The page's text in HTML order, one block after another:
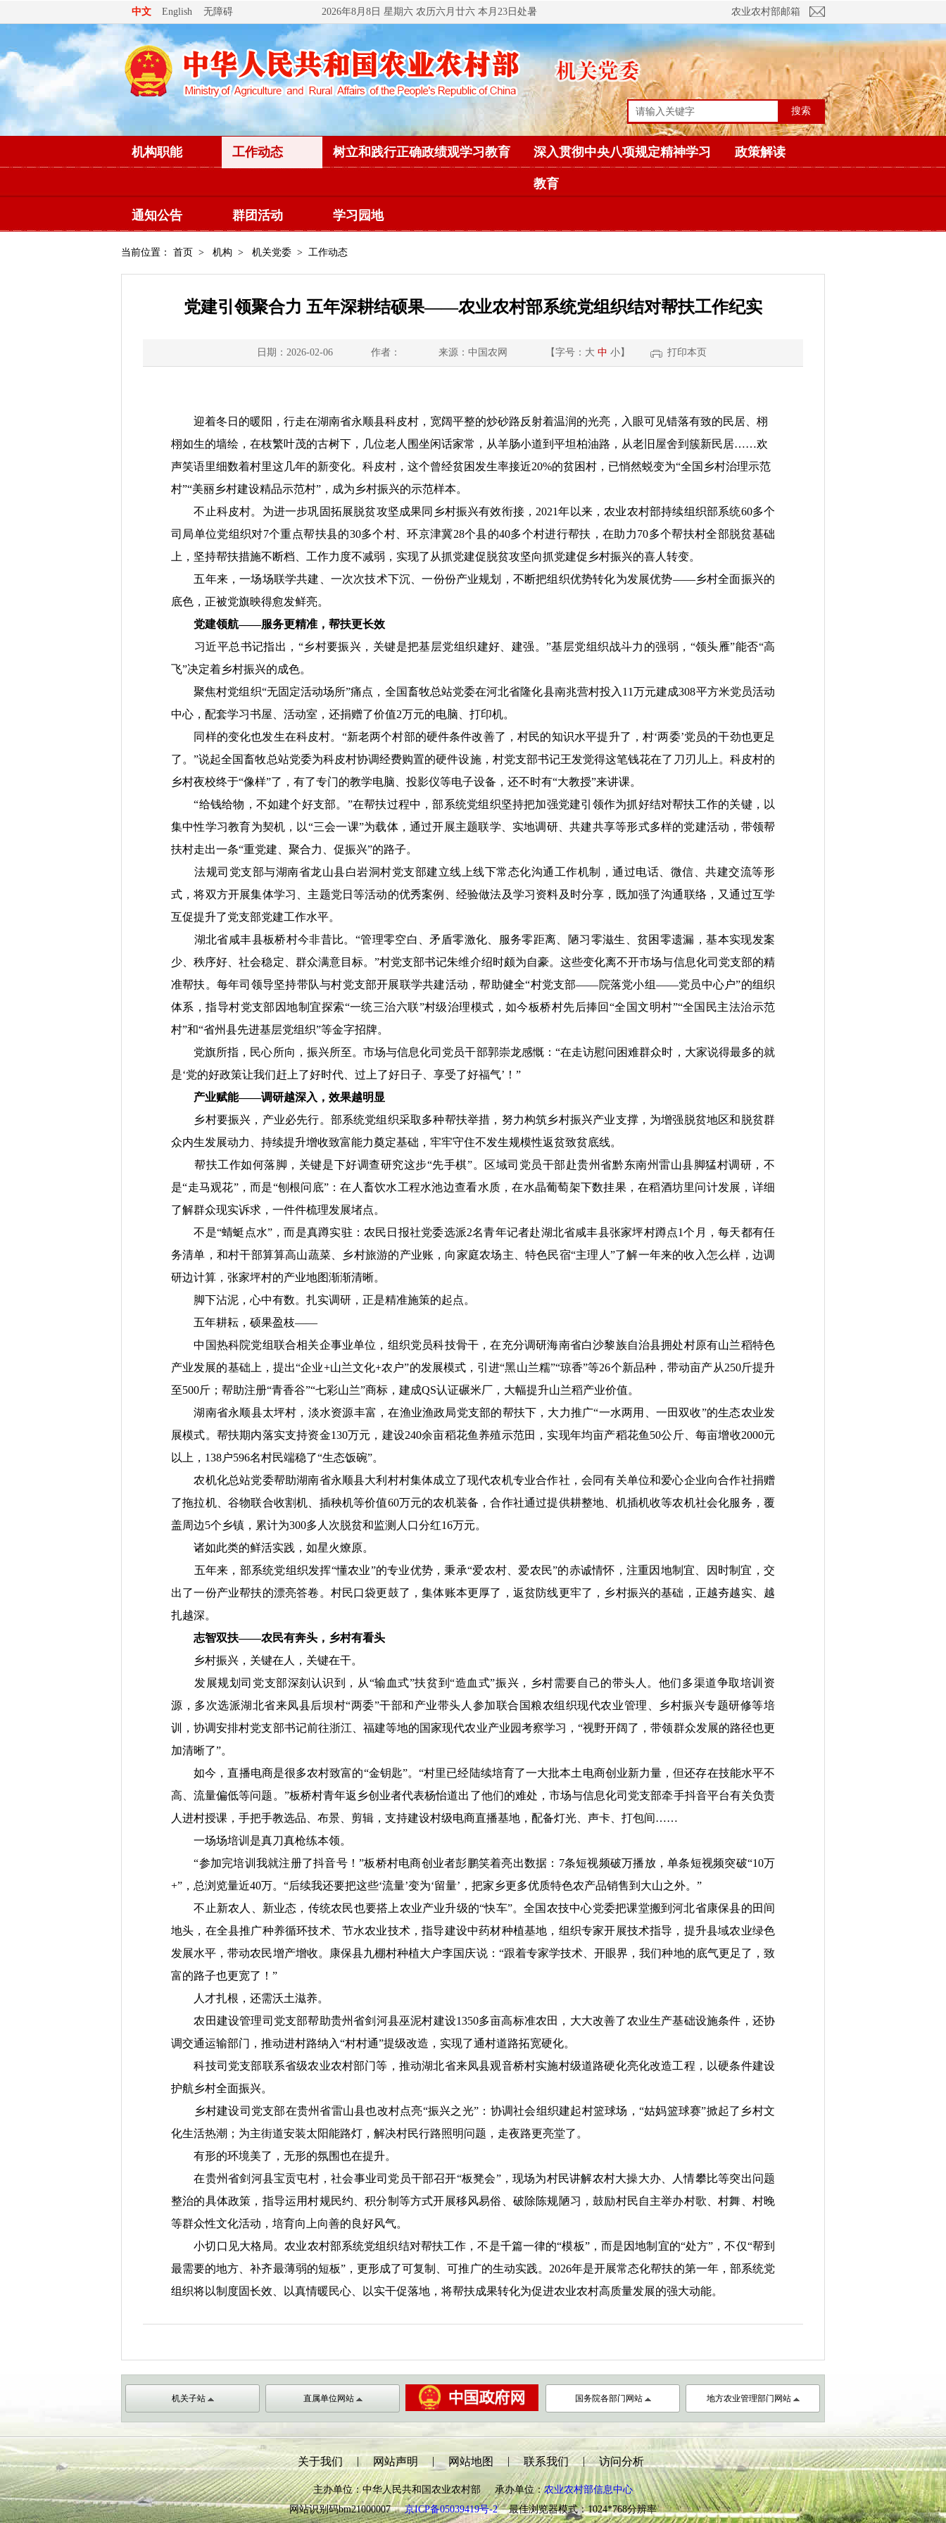
中文 English 无障碍 2026年8月8日 星期六 农历六月廿六 本月23日处暑 农业农村部邮箱
搜索
机构职能 工作动态 树立和践行正确政绩观学习教育 深入贯彻中央八项规定精神学习
教育
政策解读
通知公告 群团活动 学习园地
当前位置： 首页 > 机构 > 机关党委 > 工作动态
党建引领聚合力 五年深耕结硕果——农业农村部系统党组织结对帮扶工作纪实
日期：2026-02-06 作者： 来源：中国农网 【字号： 大 中 小】 打印本页
迎着冬日的暖阳，行走在湖南省永顺县科皮村，宽阔平整的炒砂路反射着温润的光亮，入眼可见错落有致的民居、栩
栩如生的墙绘，在枝繁叶茂的古树下，几位老人围坐闲话家常，从羊肠小道到平坦柏油路，从老旧屋舍到簇新民居……欢
声笑语里细数着村里这几年的新变化。科皮村，这个曾经贫困发生率接近20%的贫困村，已悄然蜕变为“全国乡村治理示范
村”“美丽乡村建设精品示范村”，成为乡村振兴的示范样本。
不止科皮村。为进一步巩固拓展脱贫攻坚成果同乡村振兴有效衔接，2021年以来，农业农村部持续组织部系统60多个
司局单位党组织对7个重点帮扶县的30多个村、环京津冀28个县的40多个村进行帮扶，在助力70多个帮扶村全部脱贫基础
上，坚持帮扶措施不断档、工作力度不减弱，实现了从抓党建促脱贫攻坚向抓党建促乡村振兴的喜人转变。
五年来，一场场联学共建、一次次技术下沉、一份份产业规划，不断把组织优势转化为发展优势——乡村全面振兴的
底色，正被党旗映得愈发鲜亮。
党建领航——服务更精准，帮扶更长效
习近平总书记指出，“乡村要振兴，关键是把基层党组织建好、建强。”基层党组织战斗力的强弱，“领头雁”能否“高
飞”决定着乡村振兴的成色。
聚焦村党组织“无固定活动场所”痛点，全国畜牧总站党委在河北省隆化县南兆营村投入11万元建成308平方米党员活动
中心，配套学习书屋、活动室，还捐赠了价值2万元的电脑、打印机。
同样的变化也发生在科皮村。“新老两个村部的硬件条件改善了，村民的知识水平提升了，村‘两委’党员的干劲也更足
了。”说起全国畜牧总站党委为科皮村协调经费购置的硬件设施，村党支部书记王发觉得这笔钱花在了刀刃儿上。科皮村的
乡村夜校终于“像样”了，有了专门的教学电脑、投影仪等电子设备，还不时有“大教授”来讲课。
“给钱给物，不如建个好支部。”在帮扶过程中，部系统党组织坚持把加强党建引领作为抓好结对帮扶工作的关键，以
集中性学习教育为契机，以“三会一课”为载体，通过开展主题联学、实地调研、共建共享等形式多样的党建活动，带领帮
扶村走出一条“重党建、聚合力、促振兴”的路子。
法规司党支部与湖南省龙山县白岩洞村党支部建立线上线下常态化沟通工作机制，通过电话、微信、共建交流等形
式，将双方开展集体学习、主题党日等活动的优秀案例、经验做法及学习资料及时分享，既加强了沟通联络，又通过互学
互促提升了党支部党建工作水平。
湖北省咸丰县板桥村今非昔比。“管理零空白、矛盾零激化、服务零距离、陋习零滋生、贫困零遗漏，基本实现发案
少、秩序好、社会稳定、群众满意目标。”村党支部书记朱维介绍时颇为自豪。这些变化离不开市场与信息化司党支部的精
准帮扶。每年司领导坚持带队与村党支部开展联学共建活动，帮助健全“村党支部——院落党小组——党员中心户”的组织
体系，指导村党支部因地制宜探索“一统三治六联”村级治理模式，如今板桥村先后捧回“全国文明村”“全国民主法治示范
村”和“省州县先进基层党组织”等金字招牌。
党旗所指，民心所向，振兴所至。市场与信息化司党员干部郭崇龙感慨：“在走访慰问困难群众时，大家说得最多的就
是‘党的好政策让我们赶上了好时代、过上了好日子、享受了好福气’！”
产业赋能——调研越深入，效果越明显
乡村要振兴，产业必先行。部系统党组织采取多种帮扶举措，努力构筑乡村振兴产业支撑，为增强脱贫地区和脱贫群
众内生发展动力、持续提升增收致富能力奠定基础，牢牢守住不发生规模性返贫致贫底线。
帮扶工作如何落脚，关键是下好调查研究这步“先手棋”。区域司党员干部赴贵州省黔东南州雷山县脚猛村调研，不
是“走马观花”，而是“刨根问底”：在人畜饮水工程水池边查看水质，在水晶葡萄架下数挂果，在稻酒坊里问计发展，详细
了解群众现实诉求，一件件梳理发展堵点。
不是“蜻蜓点水”，而是真蹲实驻：农民日报社党委选派2名青年记者赴湖北省咸丰县张家坪村蹲点1个月，每天都有任
务清单，和村干部算算高山蔬菜、乡村旅游的产业账，向家庭农场主、特色民宿“主理人”了解一年来的收入怎么样，边调
研边计算，张家坪村的产业地图渐渐清晰。
脚下沾泥，心中有数。扎实调研，正是精准施策的起点。
五年耕耘，硕果盈枝——
中国热科院党组联合相关企事业单位，组织党员科技骨干，在充分调研海南省白沙黎族自治县拥处村原有山兰稻特色
产业发展的基础上，提出“企业+山兰文化+农户”的发展模式，引进“黑山兰糯”“琼香”等26个新品种，带动亩产从250斤提升
至500斤；帮助注册“青香谷”“七彩山兰”商标，建成QS认证碾米厂，大幅提升山兰稻产业价值。
湖南省永顺县太坪村，淡水资源丰富，在渔业渔政局党支部的帮扶下，大力推广“一水两用、一田双收”的生态农业发
展模式。帮扶期内落实支持资金130万元，建设240余亩稻花鱼养殖示范田，实现年均亩产稻花鱼50公斤、每亩增收2000元
以上，138户596名村民端稳了“生态饭碗”。
农机化总站党委帮助湖南省永顺县大利村村集体成立了现代农机专业合作社，会同有关单位和爱心企业向合作社捐赠
了拖拉机、谷物联合收割机、插秧机等价值60万元的农机装备，合作社通过提供耕整地、机插机收等农机社会化服务，覆
盖周边5个乡镇，累计为300多人次脱贫和监测人口分红16万元。
诸如此类的鲜活实践，如星火燎原。
五年来，部系统党组织发挥“懂农业”的专业优势，秉承“爱农村、爱农民”的赤诚情怀，注重因地制宜、因时制宜，交
出了一份产业帮扶的漂亮答卷。村民口袋更鼓了，集体账本更厚了，返贫防线更牢了，乡村振兴的基础，正越夯越实、越
扎越深。
志智双扶——农民有奔头，乡村有看头
乡村振兴，关键在人，关键在干。
发展规划司党支部深刻认识到，从“输血式”扶贫到“造血式”振兴，乡村需要自己的带头人。他们多渠道争取培训资
源，多次选派湖北省来凤县后坝村“两委”干部和产业带头人参加联合国粮农组织现代农业管理、乡村振兴专题研修等培
训，协调安排村党支部书记前往浙江、福建等地的国家现代农业产业园考察学习，“视野开阔了，带领群众发展的路径也更
加清晰了”。
如今，直播电商是很多农村致富的“金钥匙”。“村里已经陆续培育了一大批本土电商创业新力量，但还存在技能水平不
高、流量偏低等问题。”板桥村青年返乡创业者代表杨怡道出了他们的难处，市场与信息化司党支部牵手抖音平台有关负责
人进村授课，手把手教选品、布景、剪辑，支持建设村级电商直播基地，配备灯光、声卡、打包间……
一场场培训是真刀真枪练本领。
“参加完培训我就注册了抖音号！”板桥村电商创业者彭鹏笑着亮出数据：7条短视频破万播放，单条短视频突破“10万
+”，总浏览量近40万。“后续我还要把这些‘流量’变为‘留量’，把家乡更多优质特色农产品销售到大山之外。”
不止新农人、新业态，传统农民也要搭上农业产业升级的“快车”。全国农技中心党委把课堂搬到河北省康保县的田间
地头，在全县推广种养循环技术、节水农业技术，指导建设中药材种植基地，组织专家开展技术指导，提升县域农业绿色
发展水平，带动农民增产增收。康保县九棚村种植大户李国庆说：“跟着专家学技术、开眼界，我们种地的底气更足了，致
富的路子也更宽了！”
人才扎根，还需沃土滋养。
农田建设管理司党支部帮助贵州省剑河县巫泥村建设1350多亩高标准农田，大大改善了农业生产基础设施条件，还协
调交通运输部门，推动进村路纳入“村村通”提级改造，实现了通村道路拓宽硬化。
科技司党支部联系省级农业农村部门等，推动湖北省来凤县观音桥村实施村级道路硬化亮化改造工程，以硬条件建设
护航乡村全面振兴。
乡村建设司党支部在贵州省雷山县也改村点亮“振兴之光”：协调社会组织建起村篮球场，“姑妈篮球赛”掀起了乡村文
化生活热潮；为主街道安装太阳能路灯，解决村民行路照明问题，走夜路更亮堂了。
有形的环境美了，无形的氛围也在提升。
在贵州省剑河县宝贡屯村，社会事业司党员干部召开“板凳会”，现场为村民讲解农村大操大办、人情攀比等突出问题
整治的具体政策，指导运用村规民约、积分制等方式开展移风易俗、破除陈规陋习，鼓励村民自主举办村歌、村舞、村晚
等群众性文化活动，培育向上向善的良好风气。
小切口见大格局。农业农村部系统党组织结对帮扶工作，不是千篇一律的“模板”，而是因地制宜的“处方”，不仅“帮到
最需要的地方、补齐最薄弱的短板”，更形成了可复制、可推广的生动实践。2026年是开展常态化帮扶的第一年，部系统党
组织将以制度固长效、以真情暖民心、以实干促落地，将帮扶成果转化为促进农业农村高质量发展的强大动能。
机关子站 直属单位网站 国务院各部门网站 地方农业管理部门网站
关于我们 | 网站声明 | 网站地图 | 联系我们 | 访问分析
主办单位：中华人民共和国农业农村部 承办单位：农业农村部信息中心
网站识别码bm21000007京ICP备05039419号-2最佳浏览器模式：1024*768分辨率